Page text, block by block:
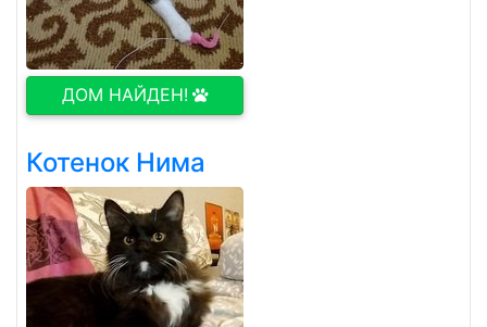
ДОМ НАЙДЕН!
Котенок Нима